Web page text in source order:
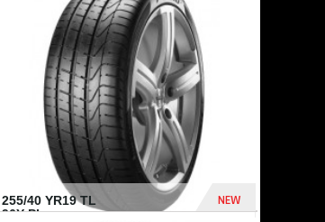
255/40 YR19 TL
96Y PI...
NEW